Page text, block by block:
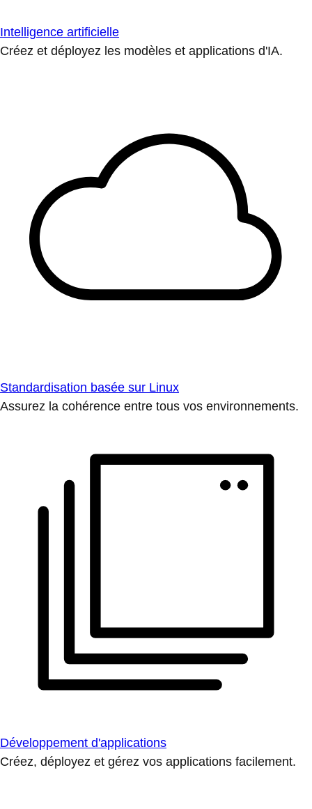
Intelligence artificielle
Créez et déployez les modèles et applications d'IA.
Standardisation basée sur Linux
Assurez la cohérence entre tous vos environnements.
Développement d'applications
Créez, déployez et gérez vos applications facilement.